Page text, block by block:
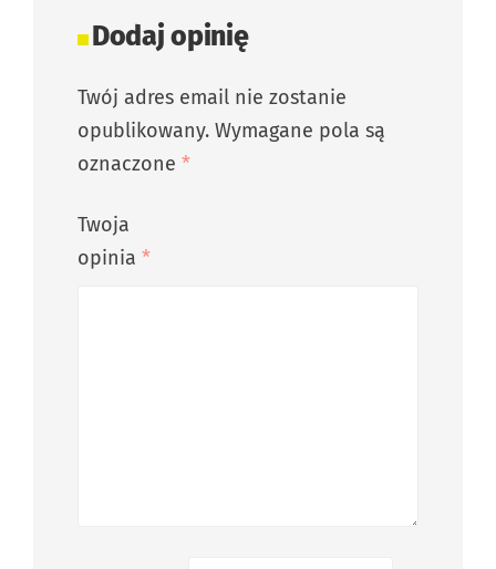
Dodaj opinię
Twój adres email nie zostanie
opublikowany. Wymagane pola są
oznaczone *
Twoja
opinia *